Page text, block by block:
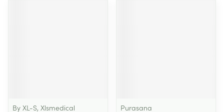
By XL-S, Xlsmedical Purasana